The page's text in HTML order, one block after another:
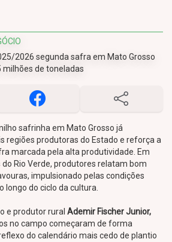
2026 segunda safra em Mato Grosso
milhões de toneladas
safrinha em Mato Grosso já
regiões produtoras do Estado e reforça a
marcada pela alta produtividade. Em
Rio Verde, produtores relatam bom
impulsionado pelas condições
do ciclo da cultura.
e produtor rural Ademir Fischer Junior,
no campo começaram de forma
do calendário mais cedo de plantio